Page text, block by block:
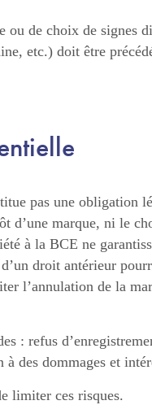
ou de choix de signes
etc.) doit être
pas une obligation
d’une marque, ni le
à la BCE ne
droit antérieur
l’annulation de la
: refus
des dommages et
limiter ces risques.